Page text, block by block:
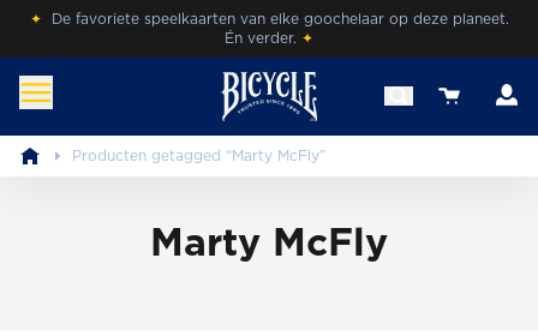
Skip✦ De favoriete speelkaarten van elke goochelaar op deze planeet.
Én verder. ✦
benl.bicyclecards.com
Beleef de magie van Bicycle® Cards.
View your
Producten getagged “Marty McFly”
Marty McFly